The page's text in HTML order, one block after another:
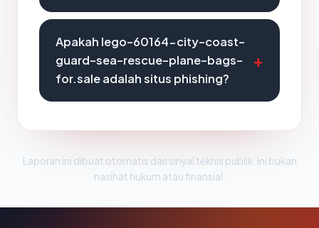
Apakah lego-60164-city-coast-
guard-sea-rescue-plane-bags-
for.sale adalah situs phishing?
Laporan ini dibuat otomatis dari sinyal teknis publik. Ini bukan
nasihat hukum atau finansial.